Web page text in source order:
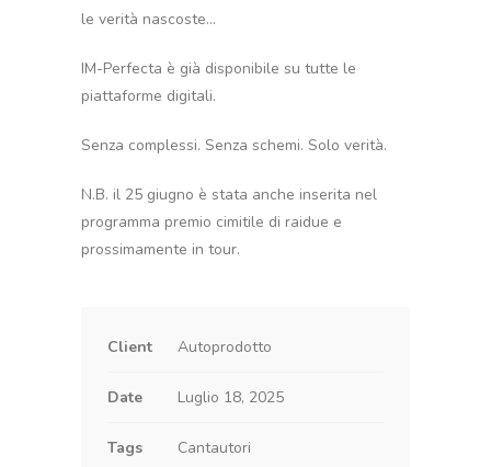
le verità nascoste…
IM-Perfecta è già disponibile su tutte le
piattaforme digitali.
Senza complessi. Senza schemi. Solo verità.
N.B. il 25 giugno è stata anche inserita nel
programma premio cimitile di raidue e
prossimamente in tour.
Client Autoprodotto
Date Luglio 18, 2025
Tags Cantautori